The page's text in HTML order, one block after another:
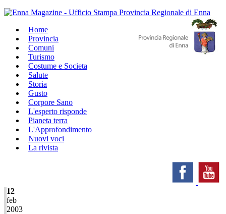
Home
Provincia
Comuni
Turismo
Costume e Societa
Salute
Storia
Gusto
Corpore Sano
L'esperto risponde
Pianeta terra
L'Approfondimento
Nuovi voci
La rivista
12
feb
2003